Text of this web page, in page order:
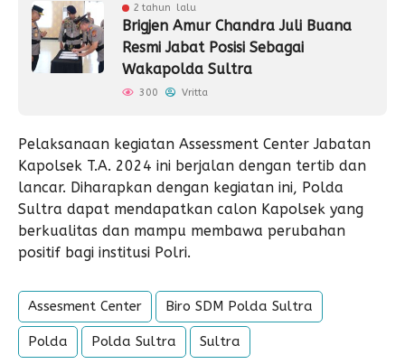
2 tahun lalu
Brigjen Amur Chandra Juli Buana
Resmi Jabat Posisi Sebagai
Wakapolda Sultra
300 Vritta
Pelaksanaan kegiatan Assessment Center Jabatan
Kapolsek T.A. 2024 ini berjalan dengan tertib dan
lancar. Diharapkan dengan kegiatan ini, Polda
Sultra dapat mendapatkan calon Kapolsek yang
berkualitas dan mampu membawa perubahan
positif bagi institusi Polri.
Assesment Center Biro SDM Polda Sultra
Polda Polda Sultra Sultra